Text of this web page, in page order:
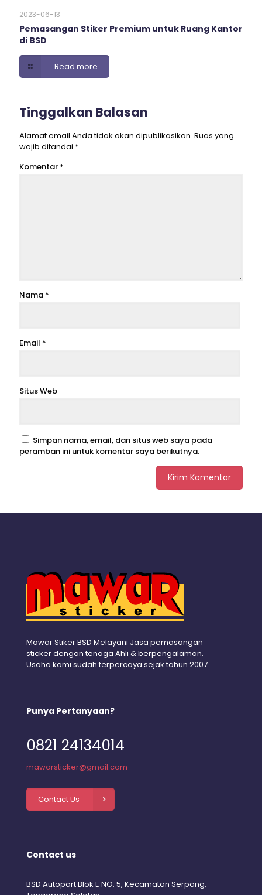
2023-06-13
Pemasangan Stiker Premium untuk Ruang Kantor
di BSD
Read more
Tinggalkan Balasan
Alamat email Anda tidak akan dipublikasikan. Ruas yang
wajib ditandai *
Komentar *
Nama *
Email *
Situs Web
Simpan nama, email, dan situs web saya pada
peramban ini untuk komentar saya berikutnya.
Mawar Stiker BSD Melayani Jasa pemasangan
sticker dengan tenaga Ahli & berpengalaman.
Usaha kami sudah terpercaya sejak tahun 2007.
Punya Pertanyaan?
0821 24134014
mawarsticker@gmail.com
Contact Us
Contact us
BSD Autopart Blok E NO. 5, Kecamatan Serpong,